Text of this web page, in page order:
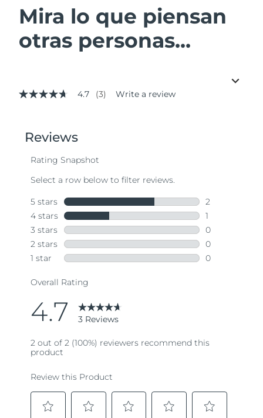
Mira lo que piensan
otras personas...
4.7
stars,
average
value.
Same
page
link.
4.7 (3) Write a review